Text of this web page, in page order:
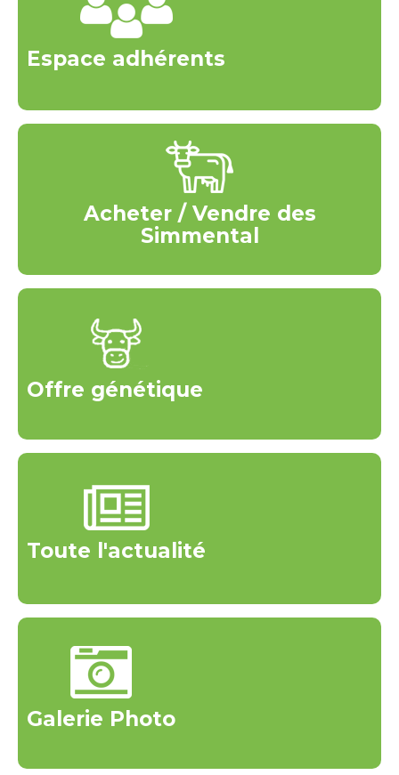
Espace adhérents
Acheter / Vendre des
Simmental
Offre génétique
Toute l'actualité
Galerie Photo